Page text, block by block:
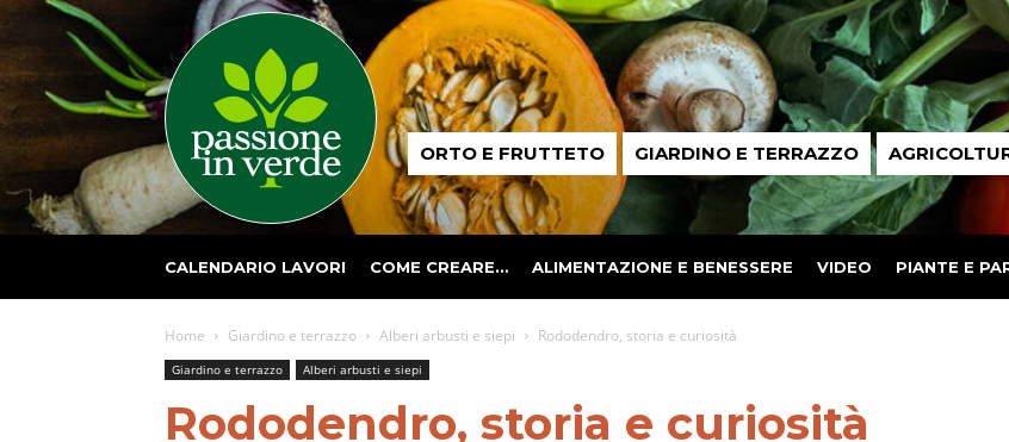
Passione
in ORTO E FRUTTETO GIARDINO E TERRAZZO
CALENDARIO LAVORI COME CREARE… ALIMENTAZIONE E BENESSERE VIDEO PIANTE E
Home Giardino e terrazzo Alberi arbusti e siepi Rododendro, storia e curiosità
Giardino e terrazzo Alberi arbusti e siepi
Rododendro, storia e curiosità